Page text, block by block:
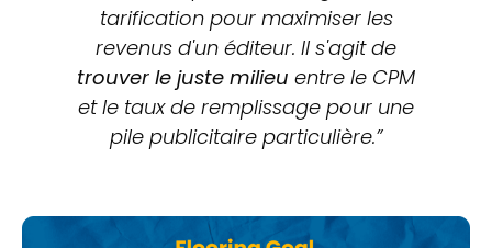
tarification pour maximiser les
revenus d'un éditeur. Il s'agit de
trouver le juste milieu entre le CPM
et le taux de remplissage pour une
pile publicitaire particulière.”